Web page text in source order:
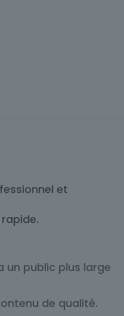
et
public plus large
de qualité.